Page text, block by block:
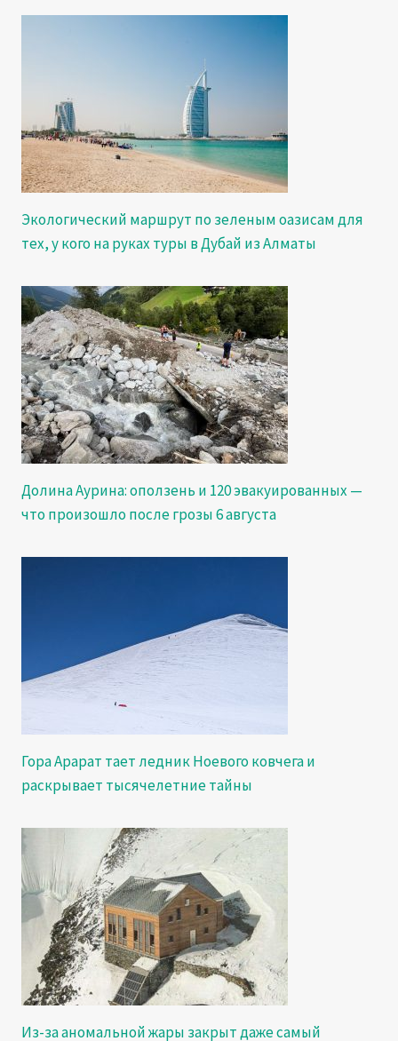
Экологический маршрут по зеленым оазисам для
тех, у кого на руках туры в Дубай из Алматы
Долина Аурина: оползень и 120 эвакуированных —
что произошло после грозы 6 августа
Гора Арарат тает ледник Ноевого ковчега и
раскрывает тысячелетние тайны
Из-за аномальной жары закрыт даже самый